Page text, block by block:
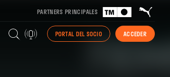
PARTNERS PRINCIPALES
PORTAL DEL SOCIO ACCEDER